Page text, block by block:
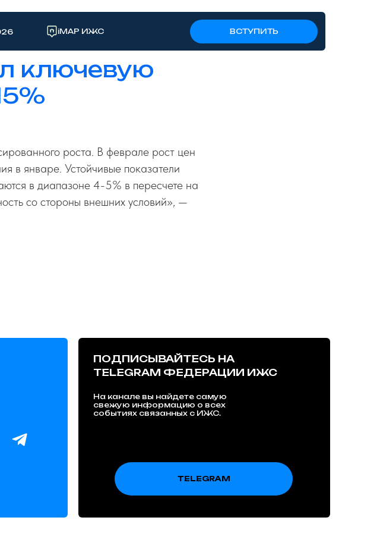
iMAP ИЖС ВСТУПИТЬ
ключевую
роста. В феврале рост цен
в январе. Устойчивые показатели
в диапазоне 4-5% в пересчете на
со стороны внешних условий», —
На канале вы найдете самую
свежую информацию о всех
событиях связанных с ИЖС.
ПОДПИСЫВАЙТЕСЬ НА
TELEGRAM ФЕДЕРАЦИИ ИЖС
TELEGRAM